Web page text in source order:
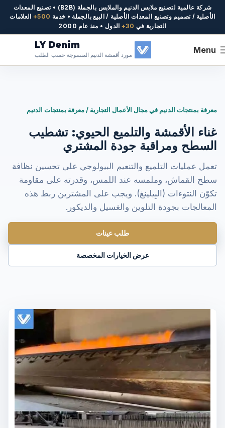
شركة عالمية لتصنيع ملابس الدنيم والملابس بالجملة (B2B) • تصنيع المعدات
الأصلية / تصميم وتصنيع المعدات الأصلية / البيع بالجملة • خدمة 500+ العلامات
التجارية في 30+ الدول • منذ عام 2000
Menu
LY Denim
مورد أقمشة الدنيم المنسوجة حسب الطلب
معرفة بمنتجات الدنيم في مجال الأعمال التجارية / معرفة بمنتجات الدنيم
غناء الأقمشة والتلميع الحيوي: تشطيب
السطح ومراقبة جودة المشتري
تعمل عمليات التلميع والتنعيم البيولوجي على تحسين نظافة
سطح القماش، وملمسه عند اللمس، وقدرته على مقاومة
تكوّن النتوءات (البِيلينغ). ويجب على المشترين ربط هذه
المعالجات بجودة التلوين والغسيل والديكور.
طلب عينات
عرض الخيارات المخصصة